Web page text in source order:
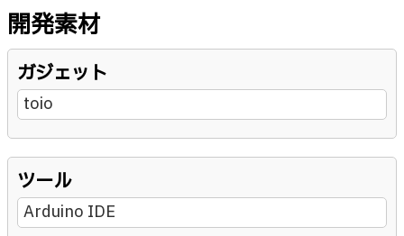
開発素材
ガジェット
toio
ツール
Arduino IDE